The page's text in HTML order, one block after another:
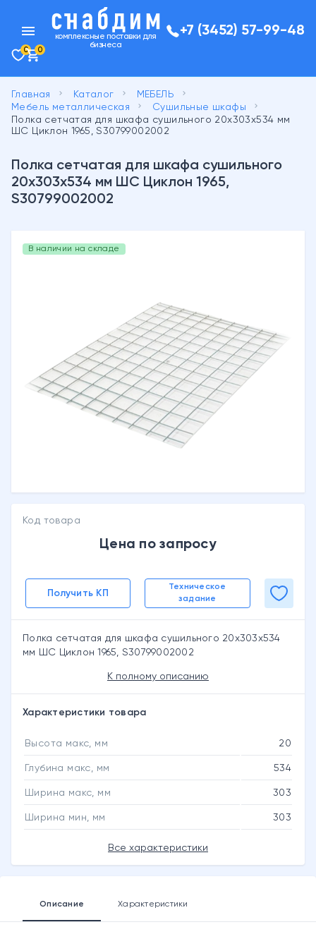
menu
комплексные поставки для
бизнеса
+7 (3452) 57-99-48
0 0
Главная keyboard_arrow_right Каталог keyboard_arrow_right МЕБЕЛЬ keyboard_arrow_right
Мебель металлическая keyboard_arrow_right Cушильные шкафы keyboard_arrow_right
Полка сетчатая для шкафа сушильного 20x303x534 мм
ШС Циклон 1965, S30799002002
Полка сетчатая для шкафа сушильного
20x303x534 мм ШС Циклон 1965,
S30799002002
В наличии на складе
Код товара
Цена по запросу
Получить КП
Техническое
задание
Полка сетчатая для шкафа сушильного 20x303x534
мм ШС Циклон 1965, S30799002002
К полному описанию
Характеристики товара
Высота макс, мм 20
Глубина макс, мм 534
Ширина макс, мм 303
Ширина мин, мм 303
Все характеристики
Описание Характеристики